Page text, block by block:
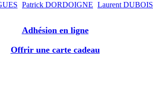
Patrick DORDOIGNE Laurent DUBOIS
Adhésion en ligne
Offrir une carte cadeau